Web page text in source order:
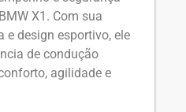
X1. Com sua
e design esportivo, ele
de condução
agilidade e